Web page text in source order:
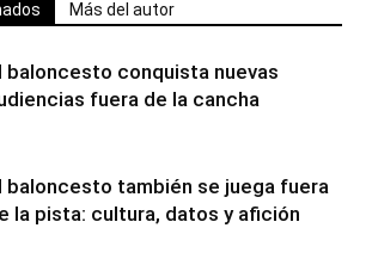
Más del autor
baloncesto conquista nuevas
fuera de la cancha
baloncesto también se juega fuera
la pista: cultura, datos y afición